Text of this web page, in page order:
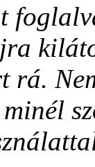
rá.